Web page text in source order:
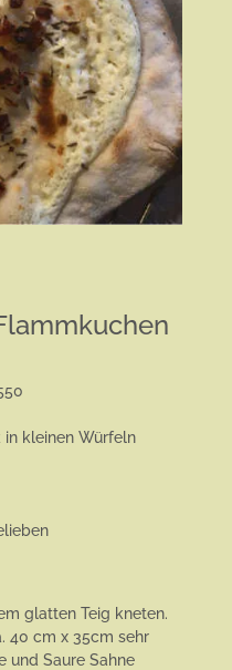
in kleinen Würfeln
glatten Teig kneten.
40 cm x 35cm sehr
und Saure Sahne